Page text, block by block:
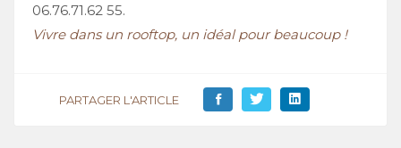
06.76.71.62 55.
Vivre dans un rooftop, un idéal pour beaucoup !
PARTAGER L'ARTICLE